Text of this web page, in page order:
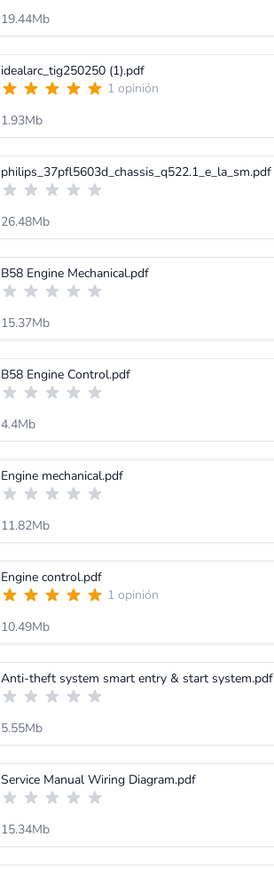
19.44Mb
idealarc_tig250250 (1).pdf
1 opinión
1.93Mb
philips_37pfl5603d_chassis_q522.1_e_la_sm.pdf
26.48Mb
B58 Engine Mechanical.pdf
15.37Mb
B58 Engine Control.pdf
4.4Mb
Engine mechanical.pdf
11.82Mb
Engine control.pdf
1 opinión
10.49Mb
Anti-theft system smart entry & start system.pdf
5.55Mb
Service Manual Wiring Diagram.pdf
15.34Mb